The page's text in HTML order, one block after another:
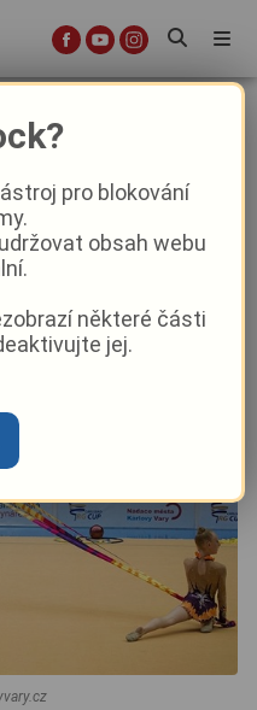
moderní
RG Cup
špičku
pro blokování
obsah webu
některé části
jej.